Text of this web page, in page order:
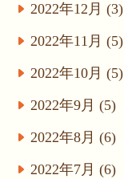
2022年12月 (3)
2022年11月 (5)
2022年10月 (5)
2022年9月 (5)
2022年8月 (6)
2022年7月 (6)